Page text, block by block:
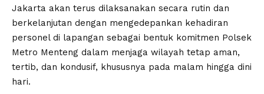
Jakarta akan terus dilaksanakan secara rutin dan
berkelanjutan dengan mengedepankan kehadiran
personel di lapangan sebagai bentuk komitmen Polsek
Metro Menteng dalam menjaga wilayah tetap aman,
tertib, dan kondusif, khususnya pada malam hingga dini
hari.